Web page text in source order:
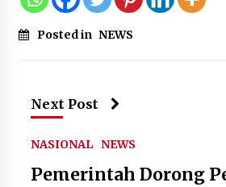
Posted in NEWS
Next Post
NASIONAL NEWS
Pemerintah Dorong